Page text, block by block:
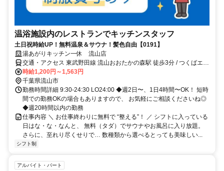
温浴施設内のレストランでキッチンスタッフ
土日祝時給UP！無料温泉＆サウナ！髪色自由【0191】
湯あがりキッチン一休 流山店
交通・アクセス 東武野田線 流山おおたかの森駅 徒歩3分 / つくばエク
スプレス 流山おおたかの森駅 徒歩3分 / 東武野田線 豊四季駅 車10分
時給1,200円～1,563円
千葉県流山市
勤務時間詳細 9:30-24:30 LO24:00 ◆週2日〜、1日4時間〜OK！ 短時
間での勤務OKの場合もありますので、 お気軽にご相談くださいね◎
◆週20時間以内の勤務
仕事内容 ＼ お仕事終わりに無料で “整える”！ ／ シフトに入っている
日はな・な・なんと、 無料（タダ）でサウナやお風呂に入り放題。
さらに、至れり尽くせりで… 数種類から選べるとっても美味しい...
シフト制
アルバイト・パート